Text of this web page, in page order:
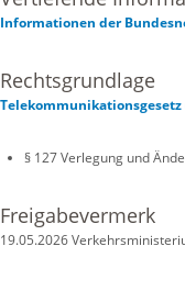
Informationen der
Rechtsgrundlage
Telekommunikationsgesetz
§ 127 Verlegung und
Freigabevermerk
19.05.2026